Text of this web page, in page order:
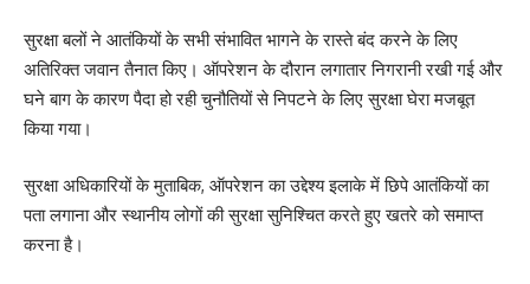
सुरक्षा बलों ने आतंकियों के सभी संभावित भागने के रास्ते बंद करने के लिए
अतिरिक्त जवान तैनात किए। ऑपरेशन के दौरान लगातार निगरानी रखी गई और
घने बाग के कारण पैदा हो रही चुनौतियों से निपटने के लिए सुरक्षा घेरा मजबूत
किया गया।
सुरक्षा अधिकारियों के मुताबिक, ऑपरेशन का उद्देश्य इलाके में छिपे आतंकियों का
पता लगाना और स्थानीय लोगों की सुरक्षा सुनिश्चित करते हुए खतरे को समाप्त
करना है।